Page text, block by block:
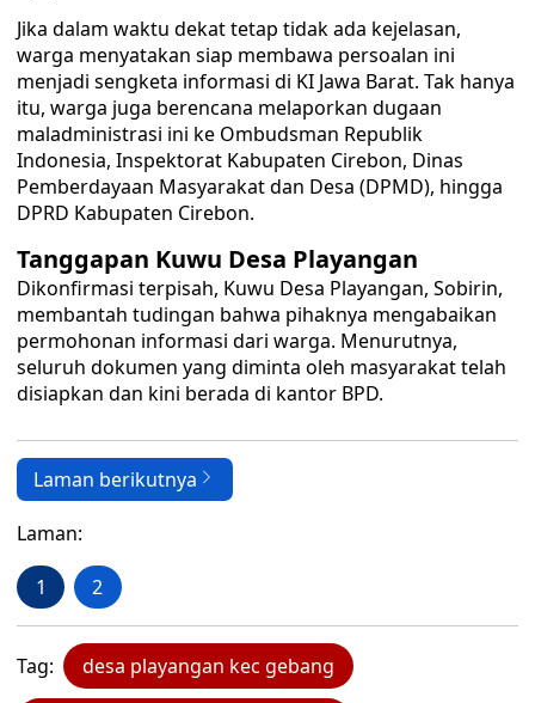
Jika dalam waktu dekat tetap tidak ada kejelasan,
warga menyatakan siap membawa persoalan ini
menjadi sengketa informasi di KI Jawa Barat. Tak hanya
itu, warga juga berencana melaporkan dugaan
maladministrasi ini ke Ombudsman Republik
Indonesia, Inspektorat Kabupaten Cirebon, Dinas
Pemberdayaan Masyarakat dan Desa (DPMD), hingga
DPRD Kabupaten Cirebon.
Tanggapan Kuwu Desa Playangan
Dikonfirmasi terpisah, Kuwu Desa Playangan, Sobirin,
membantah tudingan bahwa pihaknya mengabaikan
permohonan informasi dari warga. Menurutnya,
seluruh dokumen yang diminta oleh masyarakat telah
disiapkan dan kini berada di kantor BPD.
Laman berikutnya
Laman:
1 2
Tag: desa playangan kec gebang